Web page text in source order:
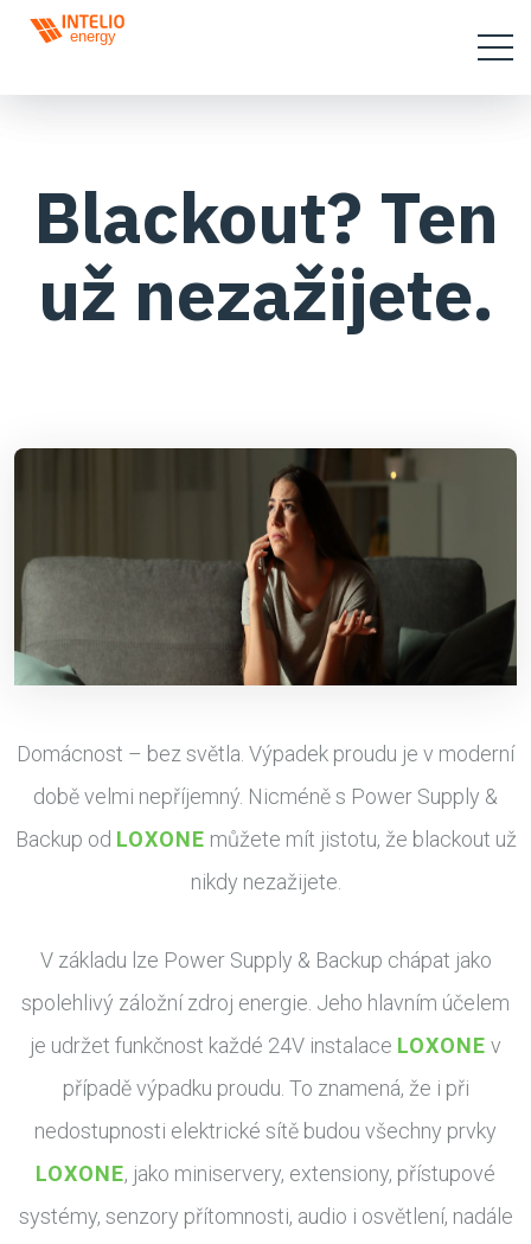
Blackout? Ten
už nezažijete.
Domácnost – bez světla. Výpadek proudu je v moderní
době velmi nepříjemný. Nicméně s Power Supply &
Backup od LOXONE můžete mít jistotu, že blackout už
nikdy nezažijete.
V základu lze Power Supply & Backup chápat jako
spolehlivý záložní zdroj energie. Jeho hlavním účelem
je udržet funkčnost každé 24V instalace LOXONE v
případě výpadku proudu. To znamená, že i při
nedostupnosti elektrické sítě budou všechny prvky
LOXONE, jako miniservery, extensiony, přístupové
systémy, senzory přítomnosti, audio i osvětlení, nadále